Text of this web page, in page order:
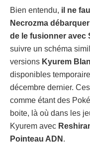
Bien entendu, il ne
Necrozma
de le fusionner avec
suivre un schéma
versions Kyurem
disponibles
décembre dernier.
comme étant des
boite, là où dans les
Kyurem avec
Pointeau ADN .